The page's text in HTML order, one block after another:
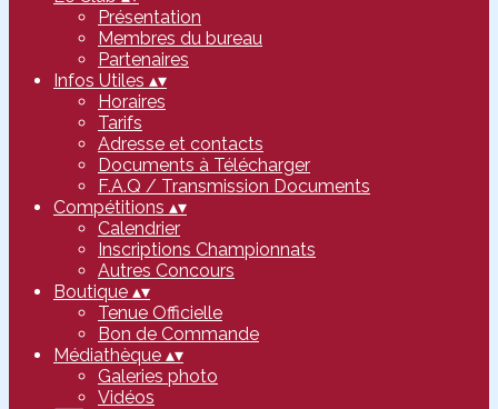
Présentation
Membres du bureau
Partenaires
Infos Utiles ▴▾
Horaires
Tarifs
Adresse et contacts
Documents à Télécharger
F.A.Q / Transmission Documents
Compétitions ▴▾
Calendrier
Inscriptions Championnats
Autres Concours
Boutique ▴▾
Tenue Officielle
Bon de Commande
Médiathèque ▴▾
Galeries photo
Vidéos